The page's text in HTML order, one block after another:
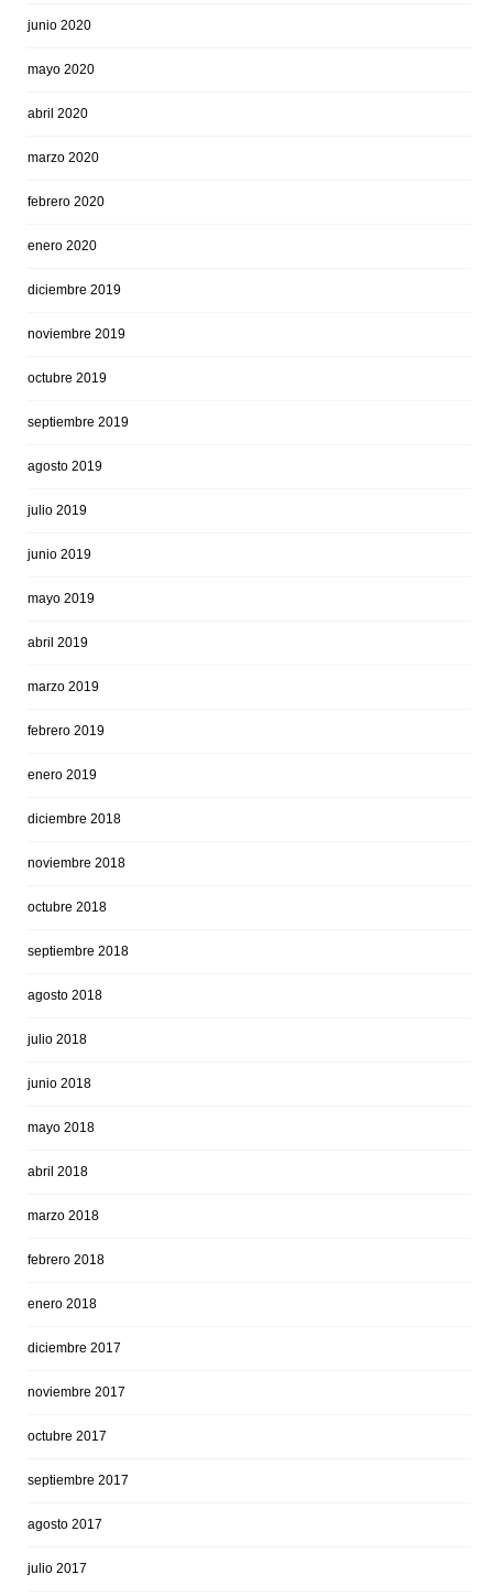
junio 2020
mayo 2020
abril 2020
marzo 2020
febrero 2020
enero 2020
diciembre 2019
noviembre 2019
octubre 2019
septiembre 2019
agosto 2019
julio 2019
junio 2019
mayo 2019
abril 2019
marzo 2019
febrero 2019
enero 2019
diciembre 2018
noviembre 2018
octubre 2018
septiembre 2018
agosto 2018
julio 2018
junio 2018
mayo 2018
abril 2018
marzo 2018
febrero 2018
enero 2018
diciembre 2017
noviembre 2017
octubre 2017
septiembre 2017
agosto 2017
julio 2017